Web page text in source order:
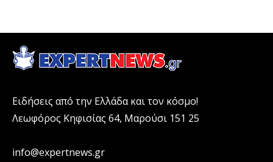
Ειδήσεις από την Ελλάδα και τον κόσμο!
Λεωφόρος Κηφισίας 64, Μαρούσι 151 25
info@expertnews.gr